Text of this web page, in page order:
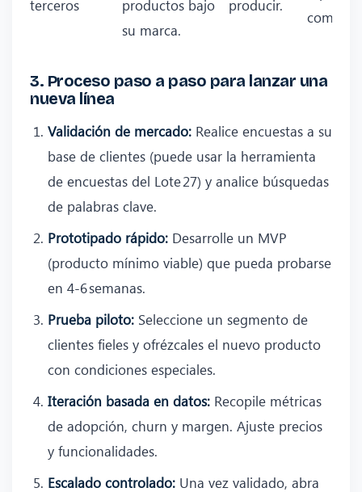
terceros
productos bajo
su marca.
producir.
3. Proceso paso a paso para lanzar una
nueva línea
Validación de mercado: Realice encuestas a su
base de clientes (puede usar la herramienta
de encuestas del Lote 27) y analice búsquedas
de palabras clave.
Prototipado rápido: Desarrolle un MVP
(producto mínimo viable) que pueda probarse
en 4‑6 semanas.
Prueba piloto: Seleccione un segmento de
clientes fieles y ofrézcales el nuevo producto
con condiciones especiales.
Iteración basada en datos: Recopile métricas
de adopción, churn y margen. Ajuste precios
y funcionalidades.
Escalado controlado: Una vez validado, abra